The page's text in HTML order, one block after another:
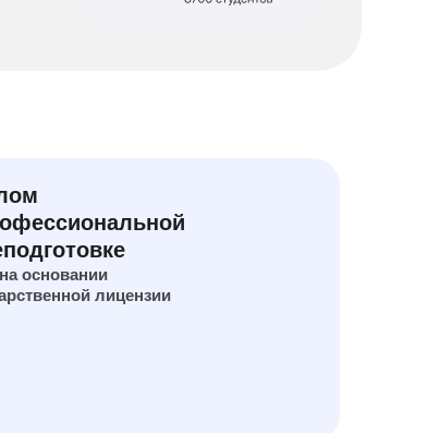
основании
лицензии